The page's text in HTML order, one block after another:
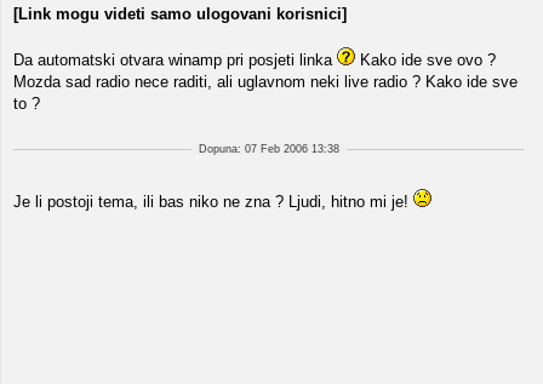
[Link mogu videti samo ulogovani korisnici]
Da automatski otvara winamp pri posjeti linka
Kako ide sve ovo ?
Mozda sad radio nece raditi, ali uglavnom neki live radio ? Kako ide sve
to ?
Dopuna: 07 Feb 2006 13:38
Je li postoji tema, ili bas niko ne zna ? Ljudi, hitno mi je!